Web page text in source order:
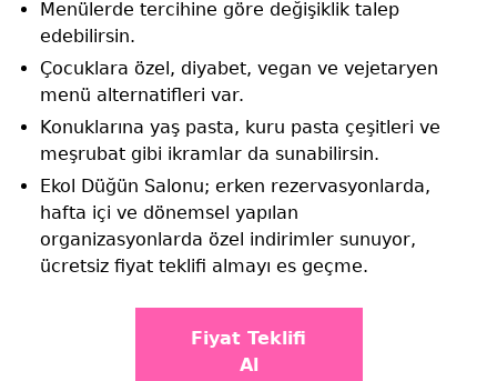
Menülerde tercihine göre değişiklik talep
edebilirsin.
Çocuklara özel, diyabet, vegan ve vejetaryen
menü alternatifleri var.
Konuklarına yaş pasta, kuru pasta çeşitleri ve
meşrubat gibi ikramlar da sunabilirsin.
Ekol Düğün Salonu; erken rezervasyonlarda,
hafta içi ve dönemsel yapılan
organizasyonlarda özel indirimler sunuyor,
ücretsiz fiyat teklifi almayı es geçme.
Fiyat Teklifi
Al